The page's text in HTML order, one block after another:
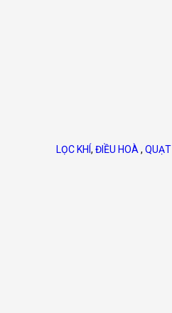
LỌC KHÍ,ĐIỀU HOÀ,QUẠT